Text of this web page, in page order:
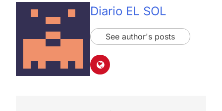
Diario EL SOL
See author's posts